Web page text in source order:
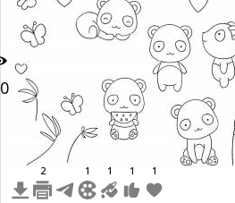
50
2 1 1 1 1